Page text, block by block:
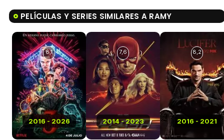
PELÍCULAS Y SERIES SIMILARES A RAMY
2016 - 2026
8,1
2014 - 2023
7,6
2016 - 2021
8,2